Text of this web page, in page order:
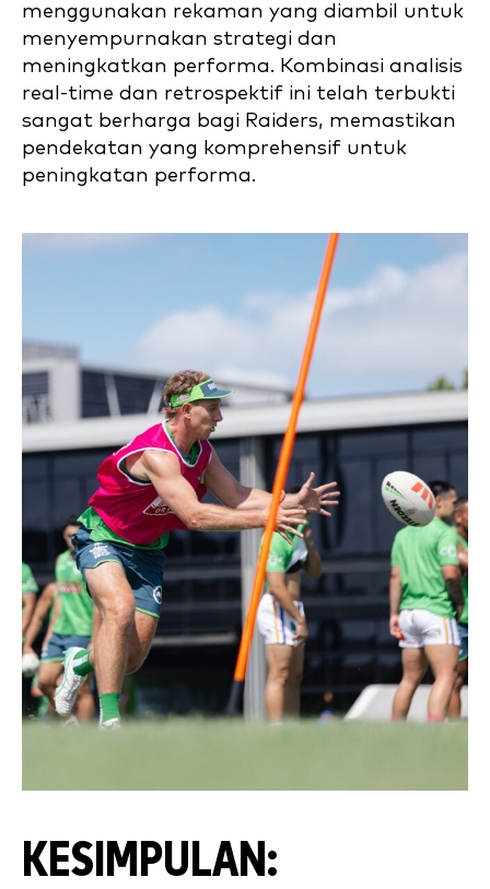
menggunakan rekaman yang diambil untuk
menyempurnakan strategi dan
meningkatkan performa. Kombinasi analisis
real-time dan retrospektif ini telah terbukti
sangat berharga bagi Raiders, memastikan
pendekatan yang komprehensif untuk
peningkatan performa.
KESIMPULAN: